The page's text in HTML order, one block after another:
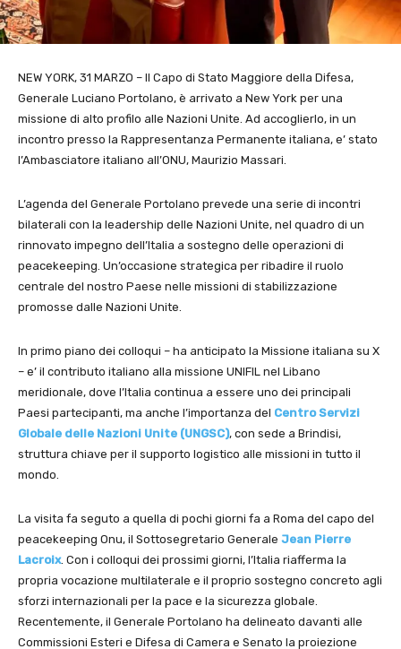
NEW YORK, 31 MARZO – Il Capo di Stato Maggiore della Difesa,
Generale Luciano Portolano, è arrivato a New York per una
missione di alto profilo alle Nazioni Unite. Ad accoglierlo, in un
incontro presso la Rappresentanza Permanente italiana, e’ stato
l’Ambasciatore italiano all’ONU, Maurizio Massari.
L’agenda del Generale Portolano prevede una serie di incontri
bilaterali con la leadership delle Nazioni Unite, nel quadro di un
rinnovato impegno dell’Italia a sostegno delle operazioni di
peacekeeping. Un’occasione strategica per ribadire il ruolo
centrale del nostro Paese nelle missioni di stabilizzazione
promosse dalle Nazioni Unite.
In primo piano dei colloqui – ha anticipato la Missione italiana su X
– e’ il contributo italiano alla missione UNIFIL nel Libano
meridionale, dove l’Italia continua a essere uno dei principali
Paesi partecipanti, ma anche l’importanza del Centro Servizi
Globale delle Nazioni Unite (UNGSC), con sede a Brindisi,
struttura chiave per il supporto logistico alle missioni in tutto il
mondo.
La visita fa seguto a quella di pochi giorni fa a Roma del capo del
peacekeeping Onu, il Sottosegretario Generale Jean Pierre
Lacroix. Con i colloqui dei prossimi giorni, l’Italia riafferma la
propria vocazione multilaterale e il proprio sostegno concreto agli
sforzi internazionali per la pace e la sicurezza globale.
Recentemente, il Generale Portolano ha delineato davanti alle
Commissioni Esteri e Difesa di Camera e Senato la proiezione